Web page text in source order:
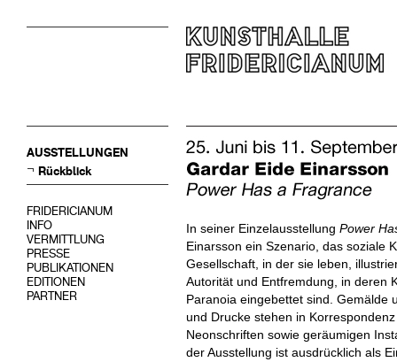
AUSSTELLUNGEN
Rückblick
FRIDERICIANUM
INFO
VERMITTLUNG
PRESSE
PUBLIKATIONEN
EDITIONEN
PARTNER
In seiner Einzelausstellung Power
Einarsson ein Szenario, das soziale
Gesellschaft, in der sie leben,
Autorität und Entfremdung, in deren
Paranoia eingebettet sind. Gemälde
und Drucke stehen in
Neonschriften sowie geräumigen
der Ausstellung ist ausdrücklich als